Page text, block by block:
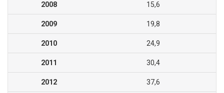
2008 15,6
2009 19,8
2010 24,9
2011 30,4
2012 37,6